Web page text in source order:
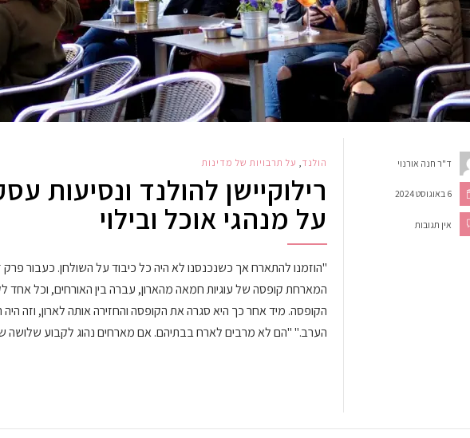
ד"ר חנה אורנוי
6 באוגוסט 2024
אין תגובות
הולנד, על תרבויות של מדינות
רילוקיישן להולנד ונסיעות
על מנהגי אוכל ובילוי
"הוזמנו להתארח אך כשנכנסנו לא היה כל כיבוד על השולחן. כעבור
המארחת קופסה של עוגיות חמאה מהארון, עברה בין האורחים, וכל אחד
הקופסה. מיד אחר כך היא סגרה את הקופסה והחזירה אותה לארון, וזה היה
הערב." "הם לא מרבים לארח בבתיהם. אם מארחים נהוג לקבוע שלושה